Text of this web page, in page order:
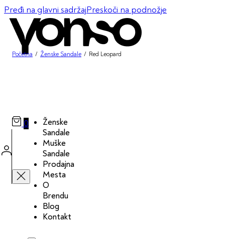
Pređi na glavni sadržajPreskoči na podnožje
0
Ženske
Sandale
Muške
Sandale
Prodajna
Mesta
O
Brendu
Blog
Kontakt
Početna / Ženske Sandale / Red Leopard